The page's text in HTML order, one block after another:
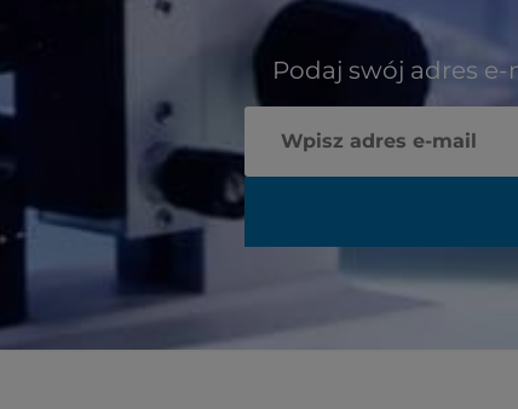
Podaj swój adres